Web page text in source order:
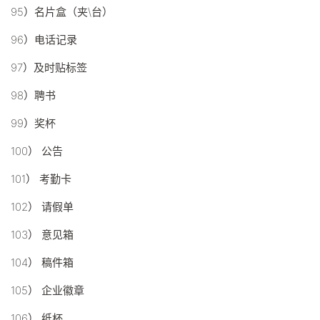
95）名片盒（夹\台）
96）电话记录
97）及时贴标签
98）聘书
99）奖杯
100） 公告
101） 考勤卡
102） 请假单
103） 意见箱
104） 稿件箱
105） 企业徽章